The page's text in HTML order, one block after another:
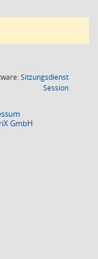
Sitzungsdienst
Session(Wird in
GmbH